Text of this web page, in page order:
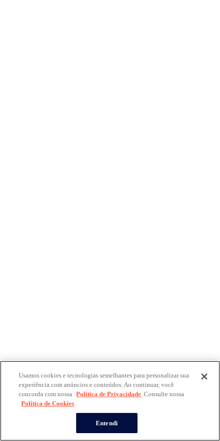
Usamos cookies e tecnologias semelhantes para personalizar sua
experiência com anúncios e conteúdos. Ao continuar, você
concorda com nossa Política de Privacidade. Consulte nossa
Política de Cookies
Entendi